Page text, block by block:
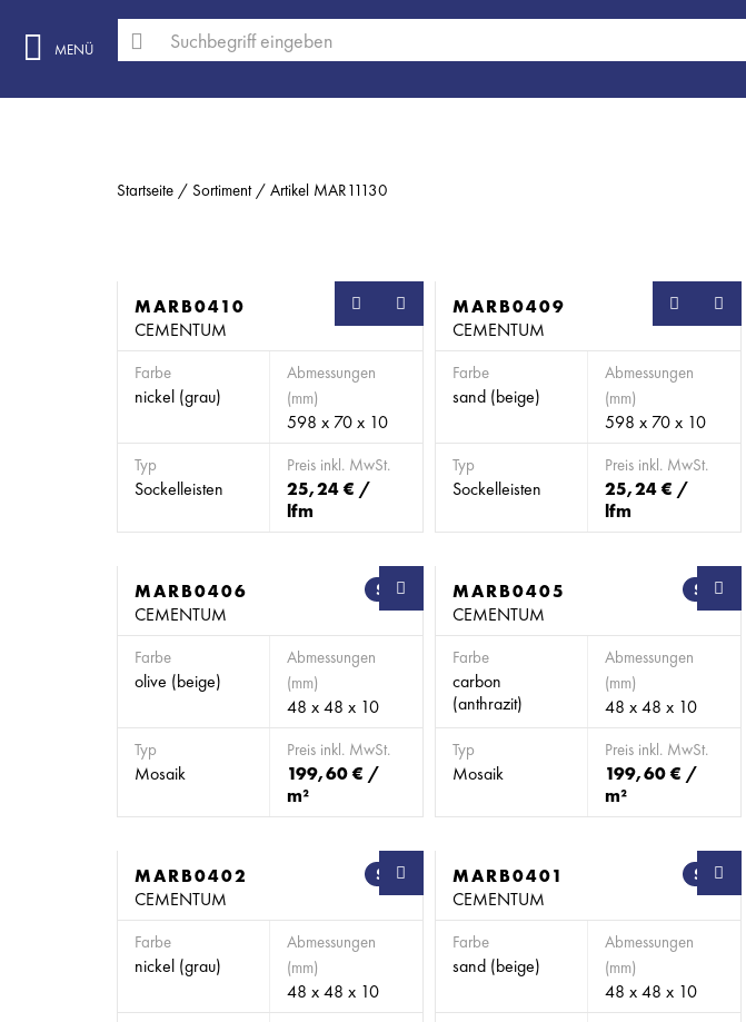
MENÜ
Startseite Sortiment Artikel MAR11130
MARB0410
CEMENTUM
Farbe
nickel (grau)
Abmessungen
(mm)
598 x 70 x 10
Typ
Sockelleisten
Preis inkl. MwSt.
25,24 € /
lfm
MARB0409
CEMENTUM
Farbe
sand (beige)
Abmessungen
(mm)
598 x 70 x 10
Typ
Sockelleisten
Preis inkl. MwSt.
25,24 € /
lfm
SB
MARB0406
CEMENTUM
Farbe
olive (beige)
Abmessungen
(mm)
48 x 48 x 10
Typ
Mosaik
Preis inkl. MwSt.
199,60 € /
m²
SB
MARB0405
CEMENTUM
Farbe
carbon
(anthrazit)
Abmessungen
(mm)
48 x 48 x 10
Typ
Mosaik
Preis inkl. MwSt.
199,60 € /
m²
SB
MARB0402
CEMENTUM
Farbe
nickel (grau)
Abmessungen
(mm)
48 x 48 x 10
SB
MARB0401
CEMENTUM
Farbe
sand (beige)
Abmessungen
(mm)
48 x 48 x 10